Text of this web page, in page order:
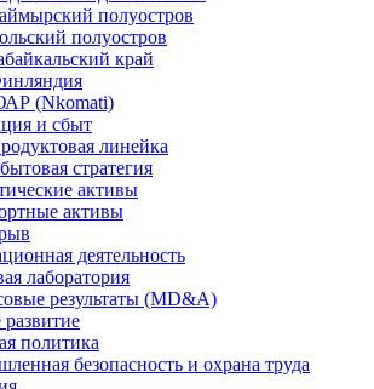
полуостров
полуостров
край
(Nkomati)
и сбыт
линейка
стратегия
активы
активы
деятельность
лаборатория
результаты (MD&A)
политика
безопасность и охрана труда